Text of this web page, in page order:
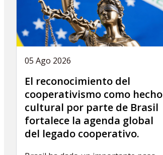
05 Ago 2026
El reconocimiento del
cooperativismo como hecho
cultural por parte de Brasil
fortalece la agenda global
del legado cooperativo.